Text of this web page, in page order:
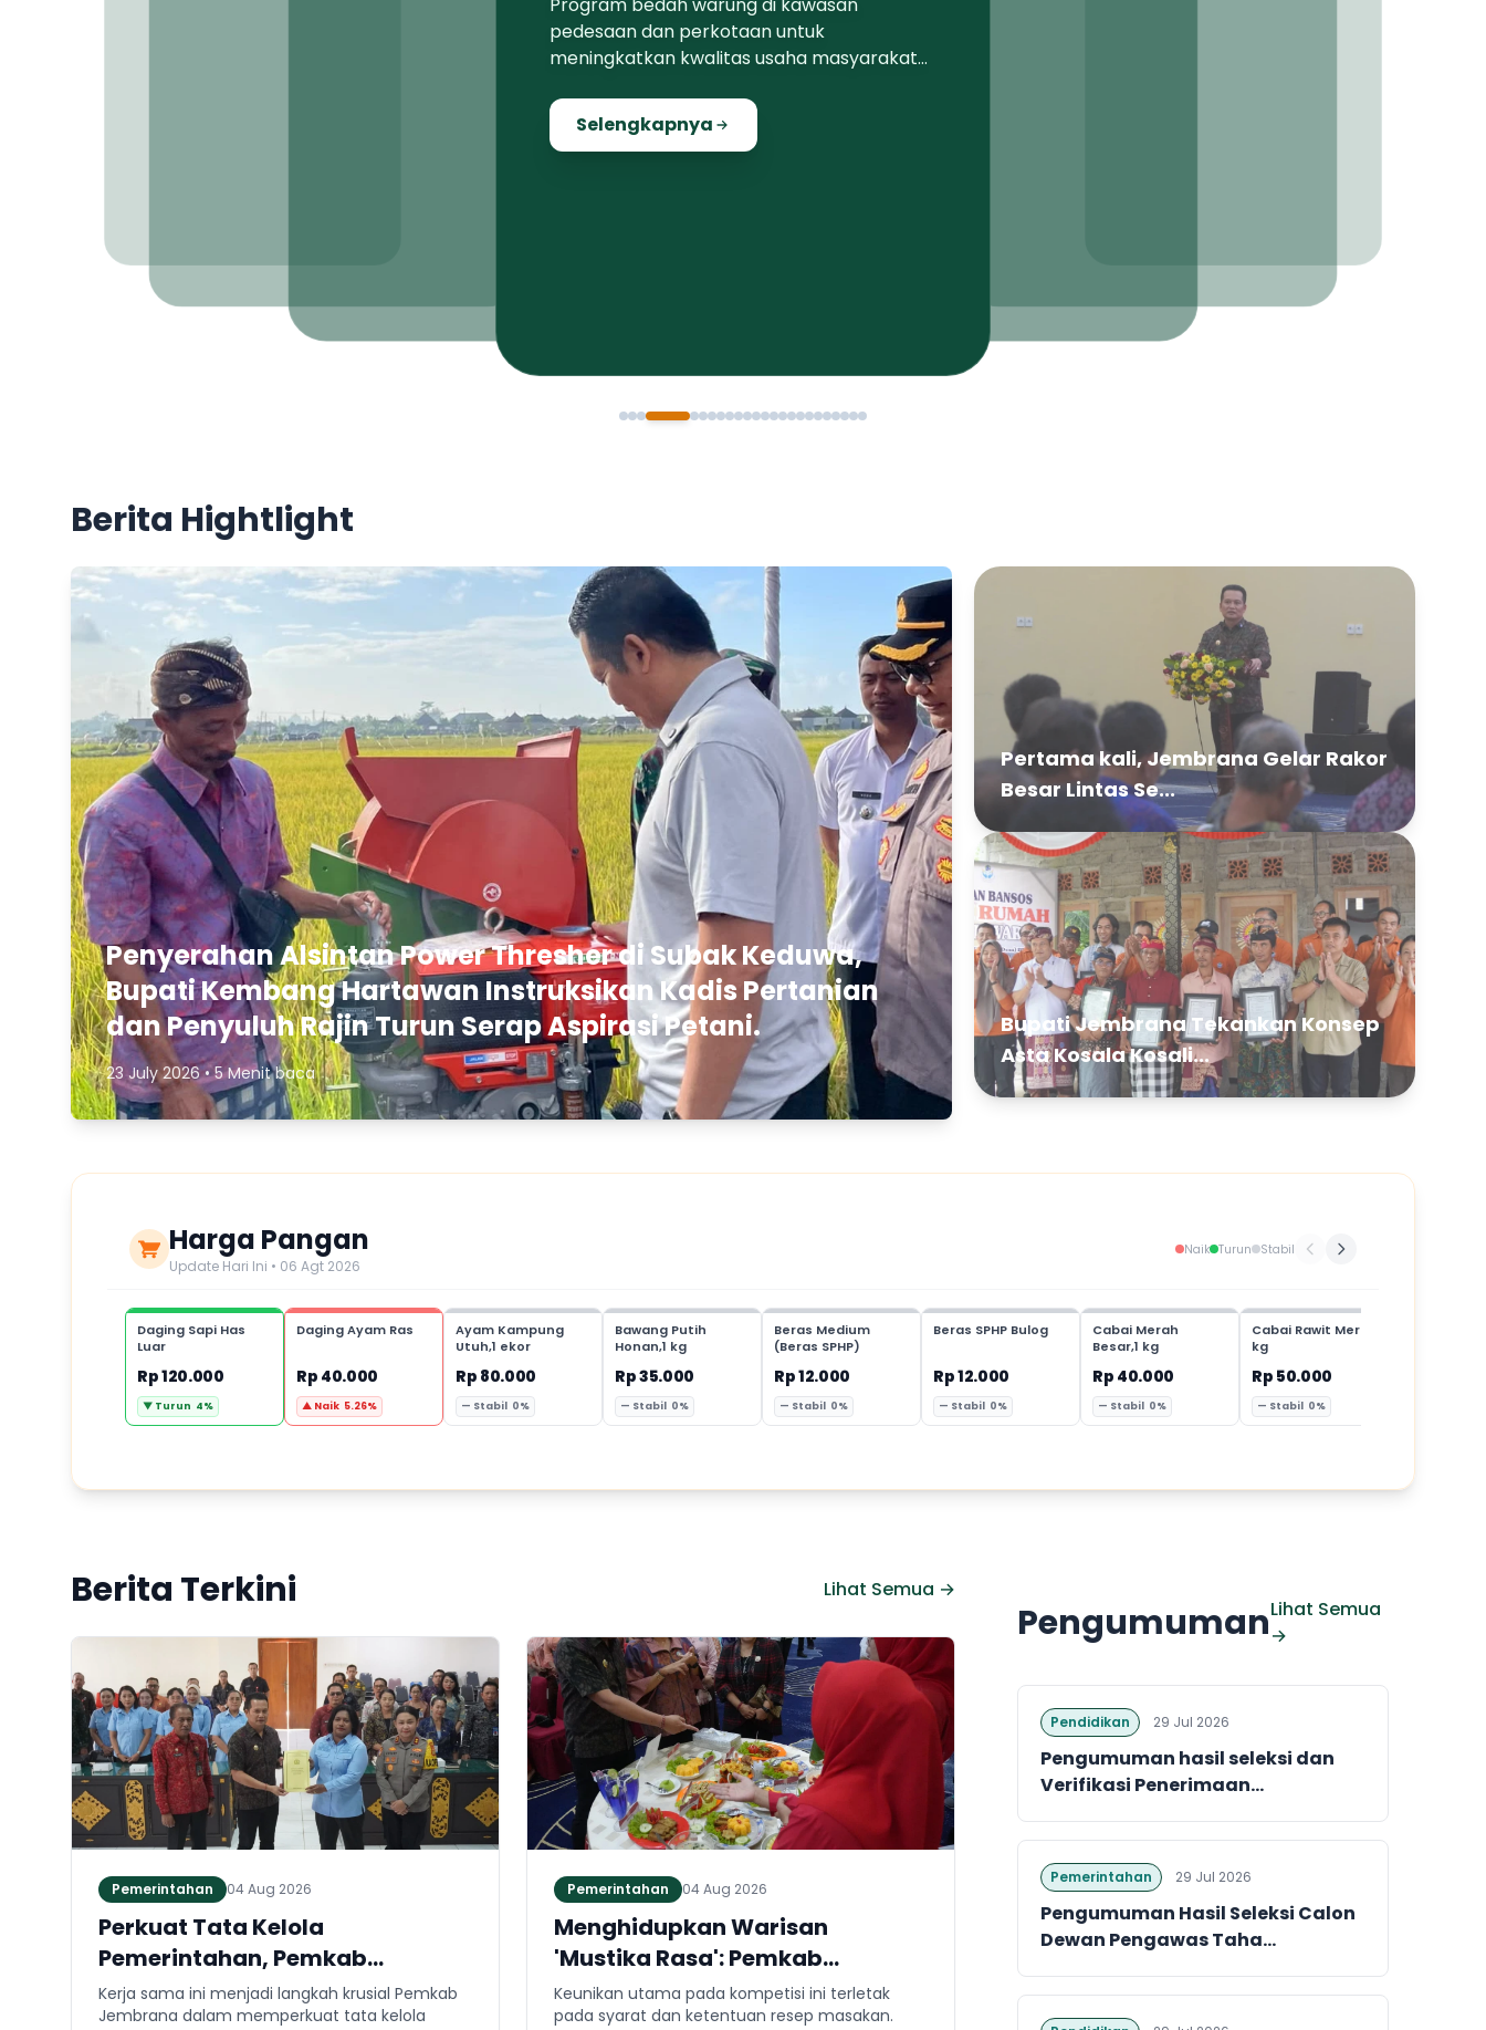
Program bedah warung di kawasan
pedesaan dan perkotaan untuk
meningkatkan kwalitas usaha masyarakat
Pemeliharaan infrastruktur jalan, drainase
dan infrastruktur pendukung lainnya secara
proporsional dan merata di seluruh wilayah
Jembrana
Berita Hightlight
Penyerahan Alsintan Power Thresher di Subak Keduwa,
Bupati Kembang Hartawan Instruksikan Kadis Pertanian
dan Penyuluh Rajin Turun Serap Aspirasi Petani.
23 July 2026 • 5 Menit baca
Pertama kali, Jembrana Gelar Rakor
Besar Lintas Se...
Bupati Jembrana Tekankan Konsep
Asta Kosala Kosali...
Harga Pangan
Update Hari Ini • 06 Agt 2026
Naik Turun Stabil
Daging Sapi Has
Luar
Rp 120.000
▼ Turun 4%
Daging Ayam Ras
Rp 40.000
▲ Naik 5.26%
Ayam Kampung
Utuh,1 ekor
Rp 80.000
— Stabil 0%
Bawang Putih
Honan,1 kg
Rp 35.000
— Stabil 0%
Beras Medium
(Beras SPHP)
Rp 12.000
— Stabil 0%
Beras SPHP Bulog
Rp 12.000
— Stabil 0%
Cabai Merah
Besar,1 kg
Rp 40.000
— Stabil 0%
Cabai Rawit Merah,1
kg
Rp 50.000
— Stabil 0%
Berita Terkini Lihat Semua →
Pemerintahan 04 Aug 2026
Perkuat Tata Kelola
Pemerintahan, Pemkab
Jembrana dan Kejari Jembrana
Sepakati Kerja Sama Hukum
Kerja sama ini menjadi langkah krusial Pemkab
Jembrana dalam memperkuat tata kelola
Pemerintahan 04 Aug 2026
Menghidupkan Warisan
'Mustika Rasa': Pemkab
Jembrana Gali Keteladanan
Bung Karno Lewat Lomba Cipta
Keunikan utama pada kompetisi ini terletak
pada syarat dan ketentuan resep masakan.
PengumumanLihat Semua
→
Pendidikan 29 Jul 2026
Pengumuman hasil seleksi dan
Verifikasi Penerimaan...
Pemerintahan 29 Jul 2026
Pengumuman Hasil Seleksi Calon
Dewan Pengawas Taha...